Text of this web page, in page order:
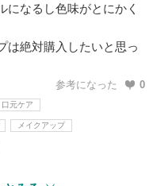
になるし色味がとにかく
は絶対購入したいと思っ
参考になった 0
口元ケア
メイクアップ